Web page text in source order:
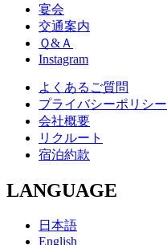
宴会
交通案内
Ｑ&Ａ
Instagram
よくあるご質問
プライバシーポリシー
会社概要
リクルート
宿泊約款
LANGUAGE
日本語
English